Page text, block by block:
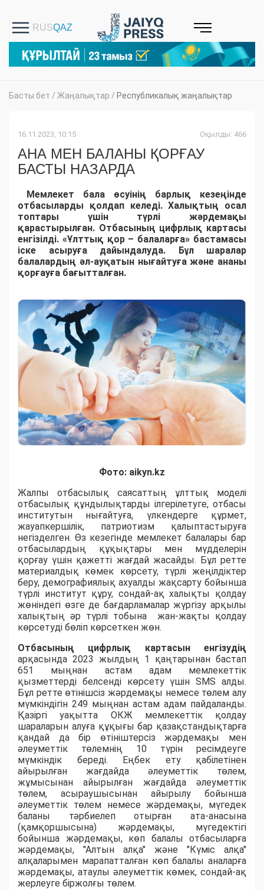
Басты бет / Жаңалықтар / Республикалық жаңалықтар
16.11.2023, 10:15 Оқылды: 466
АНА МЕН БАЛАНЫ ҚОРҒАУ
БАСТЫ НАЗАРДА
Мемлекет бала өсуінің барлық кезеңінде
отбасыларды қолдап келеді. Халықтың осал
топтары үшін түрлі жәрдемақы
қарастырылған. Отбасының цифрлық картасы
енгізілді. «Ұлттық қор – балаларға» бастамасы
іске асыруға дайындалуда. Бұл шаралар
балалардың әл-ауқатын нығайтуға және ананы
қорғауға бағытталған.
Фото: aikyn.kz
Жалпы отбасылық саясаттың ұлттық моделі
отбасылық құндылықтарды ілгерілетуге, отбасы
институтын нығайтуға, үлкендерге құрмет,
жауапкершілік, патриотизм қалыптастыруға
негізделген. Өз кезегінде мемлекет балалары бар
отбасылардың құқықтары мен мүдделерін
қорғау үшін қажетті жағдай жасайды. Бұл ретте
материалдық көмек көрсету, түрлі жеңілдіктер
беру, демографиялық ахуалды жақсарту бойынша
түрлі институт құру, сондай-ақ халықты қолдау
жөніндегі өзге де бағдарламалар жүргізу арқылы
халықтың әр түрлі тобына жан-жақты қолдау
көрсетуді бөліп көрсеткен жөн.
Отбасының цифрлық картасын енгізудің
арқасында 2023 жылдың 1 қаңтарынан бастап
651 мыңнан астам адам мемлекеттік
қызметтерді белсенді көрсету үшін SMS алды.
Бұл ретте өтінішсіз жәрдемақы немесе төлем алу
мүмкіндігін 249 мыңнан астам адам пайдаланды.
Қазіргі уақытта ОКЖ мемлекеттік қолдау
шараларын алуға құқығы бар қазақстандықтарға
қандай да бір өтініштерсіз жәрдемақы мен
әлеуметтік төлемнің 10 түрін ресімдеуге
мүмкіндік береді. Еңбек ету қабілетінен
айырылған жағдайда әлеуметтік төлем,
жұмысынан айырылған жағдайда әлеуметтік
төлем, асыраушысынан айырылу бойынша
әлеуметтік төлем немесе жәрдемақы, мүгедек
баланы тәрбиелеп отырған ата-анасына
(қамқоршысына) жәрдемақы, мүгедектігі
бойынша жәрдемақы, көп балалы отбасыларға
жәрдемақы, "Алтын алқа" және "Күміс алқа"
алқаларымен марапатталған көп балалы аналарға
жәрдемақы, атаулы әлеуметтік көмек, сондай-ақ
жерлеуге біржолғы төлем.